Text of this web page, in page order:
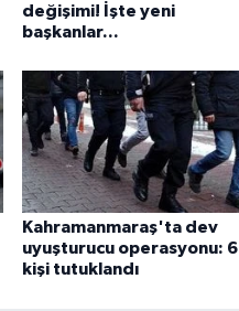
değişimi! İşte yeni
başkanlar...
Kahramanmaraş'ta dev
uyuşturucu operasyonu: 6
kişi tutuklandı